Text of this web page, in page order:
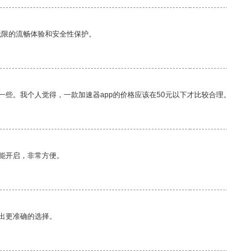
的流畅体验和安全性保护。
。我个人觉得，一款加速器app的价格应该在50元以下才比较合理。
启，非常方便。
准确的选择。